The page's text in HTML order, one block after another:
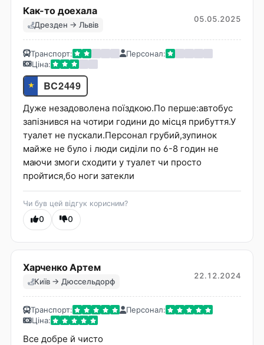
Как-то доехала
Дрезден → Львів
05.05.2025
Транспорт:
Персонал:
Ціна:
★ BC2449
Дуже незадоволена поїздкою.По перше:автобус
запізнився на чотири години до місця прибуття.У
туалет не пускали.Персонал грубий,зупинок
майже не було і люди сиділи по 6-8 годин не
маючи змоги сходити у туалет чи просто
пройтися,бо ноги затекли
Чи був цей відгук корисним?
0 0
Харченко Артем
Київ → Дюссельдорф
22.12.2024
Транспорт:
Персонал:
Ціна:
Все добре й чисто